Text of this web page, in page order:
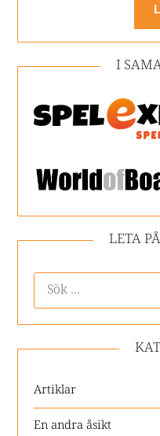
I
LETA
Artiklar
En andra åsikt